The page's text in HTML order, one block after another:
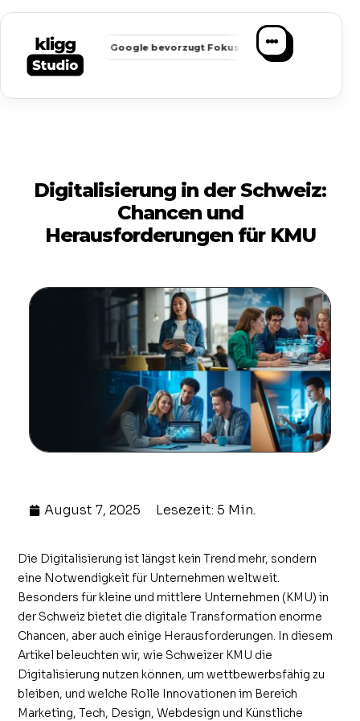
✦ Google bevorzugt Fokus ✦ Passende Anfragen statt
Digitalisierung in der Schweiz:
Chancen und
Herausforderungen für KMU
August 7, 2025 Lesezeit: 5 Min.
Die Digitalisierung ist längst kein Trend mehr, sondern
eine Notwendigkeit für Unternehmen weltweit.
Besonders für kleine und mittlere Unternehmen (KMU) in
der Schweiz bietet die digitale Transformation enorme
Chancen, aber auch einige Herausforderungen. In diesem
Artikel beleuchten wir, wie Schweizer KMU die
Digitalisierung nutzen können, um wettbewerbsfähig zu
bleiben, und welche Rolle Innovationen im Bereich
Marketing, Tech, Design, Webdesign und Künstliche